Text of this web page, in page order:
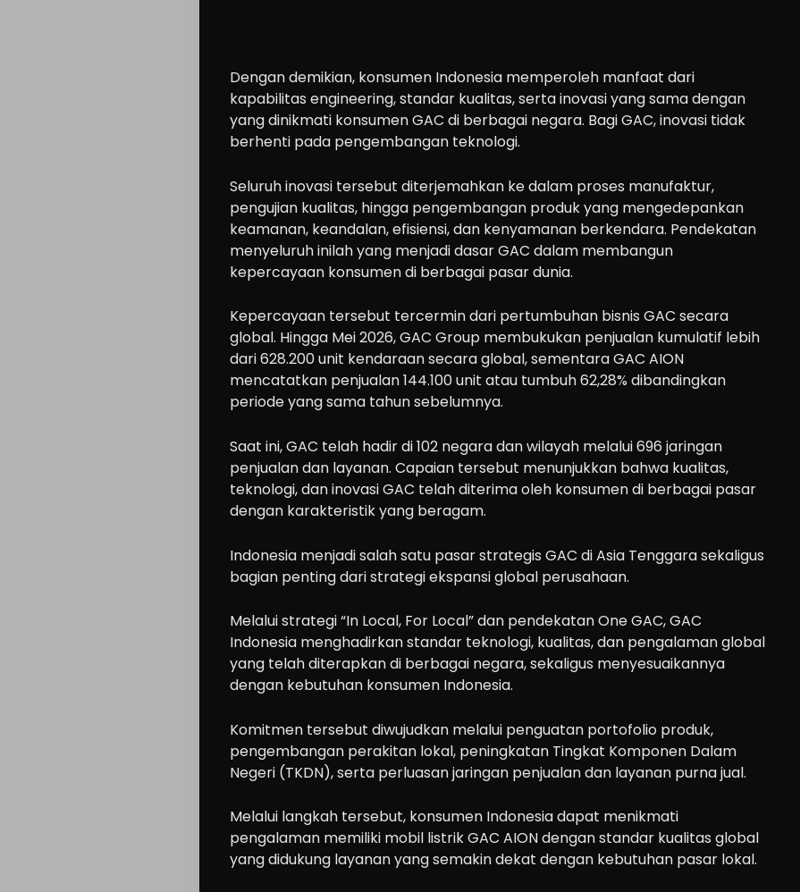
Cars
Motorcycle
n
Drive
Modification
Tips
Community
Accessories
Lifestyle
About
us
Search
Dengan demikian, konsumen Indonesia memperoleh manfaat dari
kapabilitas engineering, standar kualitas, serta inovasi yang sama dengan
yang dinikmati konsumen GAC di berbagai negara. Bagi GAC, inovasi tidak
berhenti pada pengembangan teknologi.
Seluruh inovasi tersebut diterjemahkan ke dalam proses manufaktur,
pengujian kualitas, hingga pengembangan produk yang mengedepankan
keamanan, keandalan, efisiensi, dan kenyamanan berkendara. Pendekatan
menyeluruh inilah yang menjadi dasar GAC dalam membangun
kepercayaan konsumen di berbagai pasar dunia.
Kepercayaan tersebut tercermin dari pertumbuhan bisnis GAC secara
global. Hingga Mei 2026, GAC Group membukukan penjualan kumulatif lebih
dari 628.200 unit kendaraan secara global, sementara GAC AION
mencatatkan penjualan 144.100 unit atau tumbuh 62,28% dibandingkan
periode yang sama tahun sebelumnya.
Saat ini, GAC telah hadir di 102 negara dan wilayah melalui 696 jaringan
penjualan dan layanan. Capaian tersebut menunjukkan bahwa kualitas,
teknologi, dan inovasi GAC telah diterima oleh konsumen di berbagai pasar
dengan karakteristik yang beragam.
Indonesia menjadi salah satu pasar strategis GAC di Asia Tenggara sekaligus
bagian penting dari strategi ekspansi global perusahaan.
Melalui strategi “In Local, For Local” dan pendekatan One GAC, GAC
Indonesia menghadirkan standar teknologi, kualitas, dan pengalaman global
yang telah diterapkan di berbagai negara, sekaligus menyesuaikannya
dengan kebutuhan konsumen Indonesia.
Komitmen tersebut diwujudkan melalui penguatan portofolio produk,
pengembangan perakitan lokal, peningkatan Tingkat Komponen Dalam
Negeri (TKDN), serta perluasan jaringan penjualan dan layanan purna jual.
Melalui langkah tersebut, konsumen Indonesia dapat menikmati
pengalaman memiliki mobil listrik GAC AION dengan standar kualitas global
yang didukung layanan yang semakin dekat dengan kebutuhan pasar lokal.